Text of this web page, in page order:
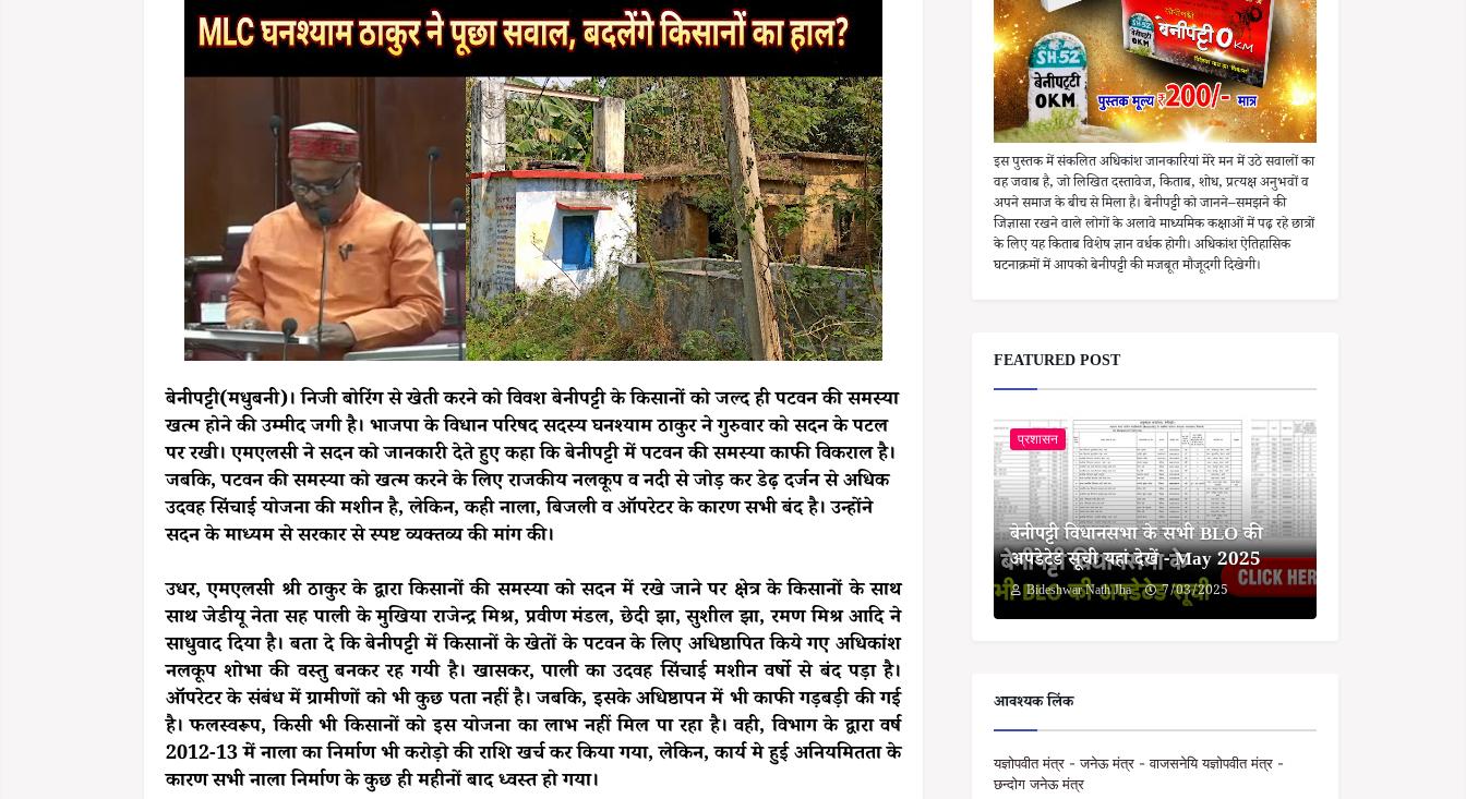
बेनीपट्टी(मधुबनी)। निजी बोरिंग से खेती करने को विवश बेनीपट्टी के किसानों को जल्द ही पटवन की समस्या
खत्म होने की उम्मीद जगी है। भाजपा के विधान परिषद सदस्य घनश्याम ठाकुर ने गुरुवार को सदन के पटल
पर रखी। एमएलसी ने सदन को जानकारी देते हुए कहा कि बेनीपट्टी में पटवन की समस्या काफी विकराल है।
जबकि, पटवन की समस्या को खत्म करने के लिए राजकीय नलकूप व नदी से जोड़ कर डेढ़ दर्जन से अधिक
उदवह सिंचाई योजना की मशीन है, लेकिन, कही नाला, बिजली व ऑपरेटर के कारण सभी बंद है। उन्होंने
सदन के माध्यम से सरकार से स्पष्ट व्यक्तव्य की मांग की।
उधर, एमएलसी श्री ठाकुर के द्वारा किसानों की समस्या को सदन में रखे जाने पर क्षेत्र के किसानों के साथ
साथ जेडीयू नेता सह पाली के मुखिया राजेन्द्र मिश्र, प्रवीण मंडल, छेदी झा, सुशील झा, रमण मिश्र आदि ने
साधुवाद दिया है। बता दे कि बेनीपट्टी में किसानों के खेतों के पटवन के लिए अधिष्ठापित किये गए अधिकांश
नलकूप शोभा की वस्तु बनकर रह गयी है। खासकर, पाली का उदवह सिंचाई मशीन वर्षो से बंद पड़ा है।
ऑपरेटर के संबंध में ग्रामीणों को भी कुछ पता नहीं है। जबकि, इसके अधिष्ठापन में भी काफी गड़बड़ी की गई
है। फलस्वरूप, किसी भी किसानों को इस योजना का लाभ नहीं मिल पा रहा है। वही, विभाग के द्वारा वर्ष
2012-13 में नाला का निर्माण भी करोड़ो की राशि खर्च कर किया गया, लेकिन, कार्य मे हुई अनियमितता के
कारण सभी नाला निर्माण के कुछ ही महीनों बाद ध्वस्त हो गया।
इस पुस्तक में संकलित अधिकांश जानकारियां मेरे मन में उठे सवालों का
वह जवाब है, जो लिखित दस्तावेज, किताब, शोध, प्रत्यक्ष अनुभवों व
अपने समाज के बीच से मिला है। बेनीपट्टी को जानने–समझने की
जिज्ञासा रखने वाले लोगों के अलावे माध्यमिक कक्षाओं में पढ़ रहे छात्रों
के लिए यह किताब विशेष ज्ञान वर्धक होगी। अधिकांश ऐतिहासिक
घटनाक्रमों में आपको बेनीपट्टी की मजबूत मौजूदगी दिखेगी।
FEATURED POST
प्रशासन
बेनीपट्टी विधानसभा के सभी BLO की
अपडेटेड सूची यहां देखें - May 2025
Bideshwar Nath Jha 7/03/2025
आवश्यक लिंक
यज्ञोपवीत मंत्र - जनेऊ मंत्र - वाजसनेयि यज्ञोपवीत मंत्र -
छन्दोग जनेऊ मंत्र